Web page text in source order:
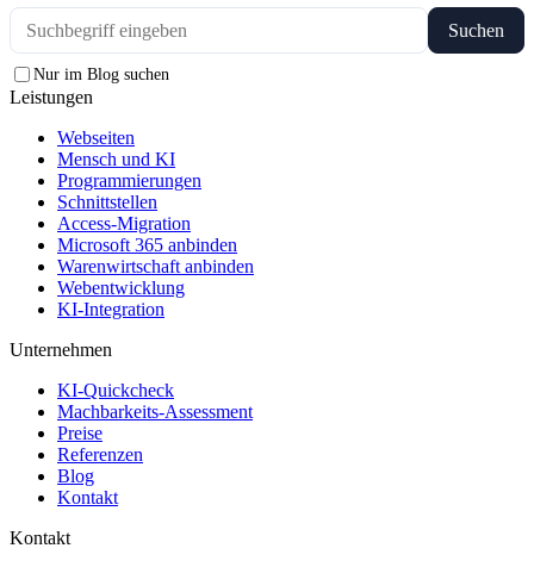
Suchen
Nur im Blog suchen
Leistungen
Webseiten
Mensch und KI
Programmierungen
Schnittstellen
Access-Migration
Microsoft 365 anbinden
Warenwirtschaft anbinden
Webentwicklung
KI-Integration
Unternehmen
KI-Quickcheck
Machbarkeits-Assessment
Preise
Referenzen
Blog
Kontakt
Kontakt